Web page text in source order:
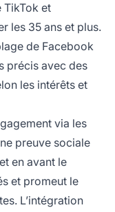
TikTok et
les 35 ans et plus.
de Facebook
précis avec des
les intérêts et
via les
preuve sociale
en avant le
et promeut le
L’intégration